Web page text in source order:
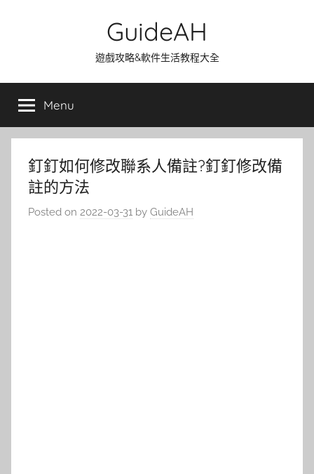
GuideAH
遊戲攻略&軟件生活教程大全
Menu
釘釘如何修改聯系人備註?釘釘修改備
註的方法
Posted on 2022-03-31 by GuideAH